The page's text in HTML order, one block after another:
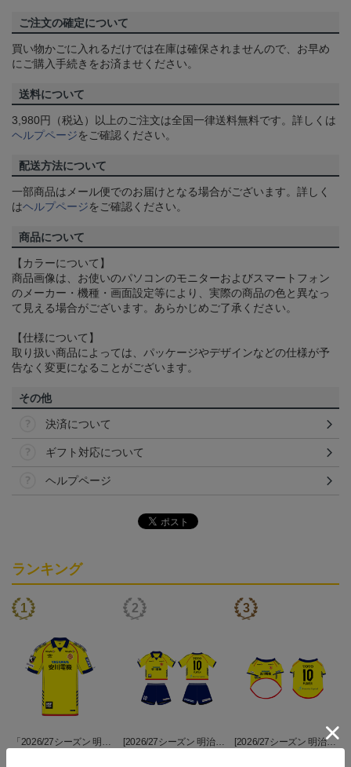
ご注文の確定について
買い物かごに入れるだけでは在庫は確保されませんので、お早め
にご購入手続きをお済ませください。
送料について
3,980円（税込）以上のご注文は全国一律送料無料です。詳しくは
ヘルプページをご確認ください。
配送方法について
一部商品はメール便でのお届けとなる場合がございます。詳しく
はヘルプページをご確認ください。
商品について
【カラーについて】
商品画像は、お使いのパソコンのモニターおよびスマートフォン
のメーカー・機種・画面設定等により、実際の商品の色と異なっ
て見える場合がございます。あらかじめご了承ください。
【仕様について】
取り扱い商品によっては、パッケージやデザインなどの仕様が予
告なく変更になることがございます。
その他
決済について
ギフト対応について
ヘルプページ
ランキング
「2026/27シーズン 明治
[2026/27シーズン 明治安
[2026/27シーズン 明治安